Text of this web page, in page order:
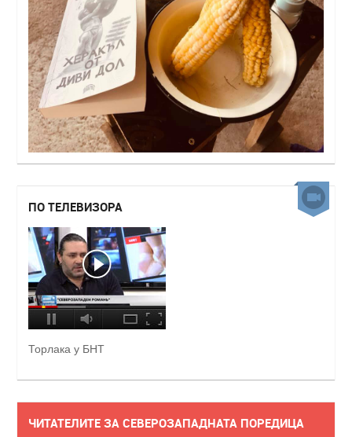
ПО ТЕЛЕВИЗОРА
Торлака у БНТ
ЧИТАТЕЛИТЕ ЗА СЕВЕРОЗАПАДНАТА ПОРЕДИЦА